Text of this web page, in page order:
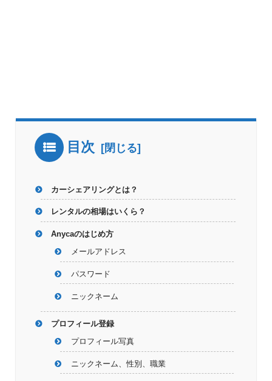
目次
カーシェアリングとは？
レンタルの相場はいくら？
Anycaのはじめ方
メールアドレス
パスワード
ニックネーム
プロフィール登録
プロフィール写真
ニックネーム、性別、職業